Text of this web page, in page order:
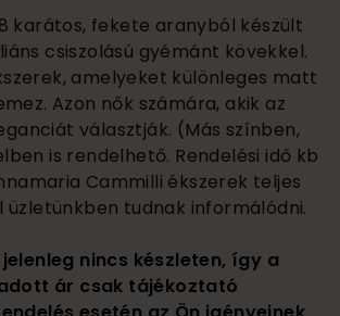
karátos, fekete aranyból készült
csiszolású gyémánt kövekkel.
amelyeket különleges matt
Azon nők számára, akik az
választják. (Más színben,
is rendelhető. Rendelési idő kb
Cammilli ékszerek teljes
üzletünkben tudnak informálódni.
nincs készleten, így a
ár csak tájékoztató